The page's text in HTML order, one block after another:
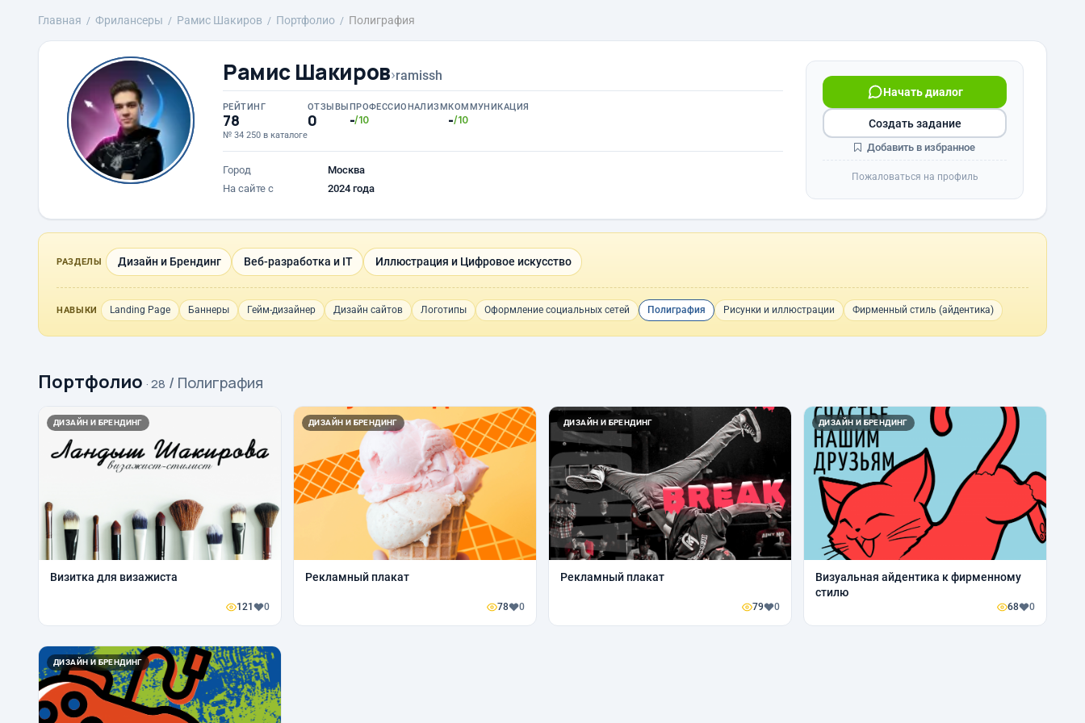
Главная Фрилансеры Рамис Шакиров Портфолио Полиграфия
Рамис Шакиров›ramissh
РЕЙТИНГ
78
№ 34 250 в каталоге
ОТЗЫВЫ
0
ПРОФЕССИОНАЛИЗМ
-/10
КОММУНИКАЦИЯ
-/10
Город
Москва
На сайте с
2024 года
Начать диалог
Создать задание
Добавить в избранное
Пожаловаться на профиль
РАЗДЕЛЫ Дизайн и Брендинг Веб-разработка и IT Иллюстрация и Цифровое искусство
НАВЫКИ Landing Page Баннеры Гейм-дизайнер Дизайн сайтов Логотипы Оформление социальных сетей Полиграфия Рисунки и иллюстрации Фирменный стиль (айдентика)
Портфолио · 28 / Полиграфия
ДИЗАЙН И БРЕНДИНГ
Визитка для визажиста
121 0
ДИЗАЙН И БРЕНДИНГ
Рекламный плакат
78 0
ДИЗАЙН И БРЕНДИНГ
Рекламный плакат
79 0
ДИЗАЙН И БРЕНДИНГ
Визуальная айдентика к фирменному
стилю
68 0
ДИЗАЙН И БРЕНДИНГ